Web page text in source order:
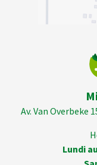
Av. Van Overbeke
Lundi